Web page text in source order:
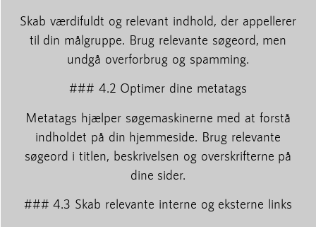
Skab værdifuldt og relevant indhold, der appellerer
til din målgruppe. Brug relevante søgeord, men
undgå overforbrug og spamming.
### 4.2 Optimer dine metatags
Metatags hjælper søgemaskinerne med at forstå
indholdet på din hjemmeside. Brug relevante
søgeord i titlen, beskrivelsen og overskrifterne på
dine sider.
### 4.3 Skab relevante interne og eksterne links